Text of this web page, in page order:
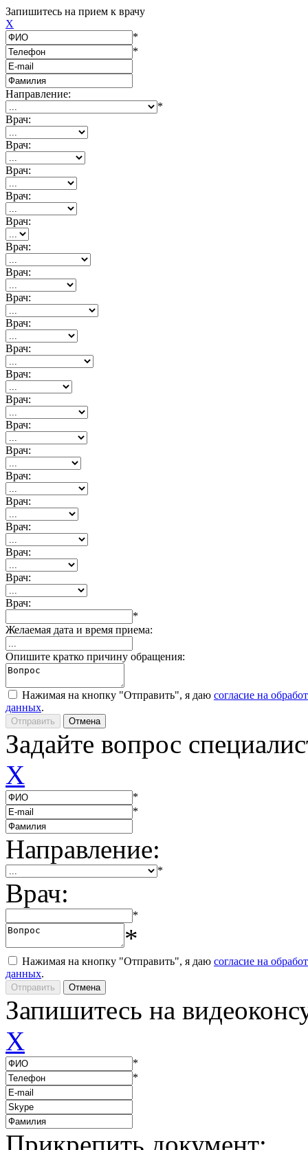
Запишитесь на прием к врачу
X
*
*
Направление:
*
Врач:
Врач:
Врач:
Врач:
Врач:
Врач:
Врач:
Врач:
Врач:
Врач:
Врач:
Врач:
Врач:
Врач:
Врач:
Врач:
Врач:
Врач:
Врач:
Врач:
*
Желаемая дата и время приема:
Опишите кратко причину обращения:
Нажимая на кнопку "Отправить", я даю согласие на
данных.
Задайте вопрос
X
*
*
Направление:
*
Врач:
*
*
Нажимая на кнопку "Отправить", я даю согласие на
данных.
Запишитесь на
X
*
*